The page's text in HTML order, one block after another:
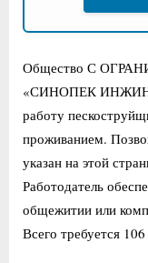
Общество С
«СИНОПЕК
работу
проживанием.
указан на этой
Работодатель
общежитии или
Всего требуется